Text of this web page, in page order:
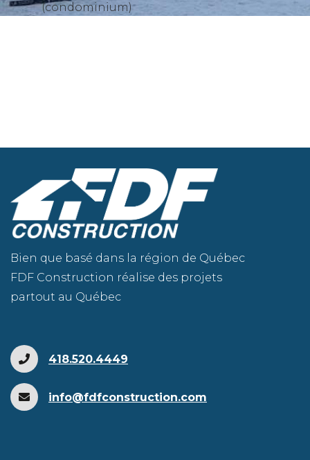
(condominium)
Bien que basé dans la région de Québec
FDF Construction réalise des projets
partout au Québec
418.520.4449
info@fdfconstruction.com